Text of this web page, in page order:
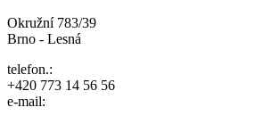
Okružní 783/39
Brno - Lesná
telefon.:
+420 773 14 56 56
e-mail: